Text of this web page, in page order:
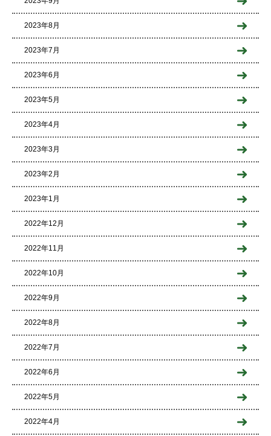
2023年8月
2023年7月
2023年6月
2023年5月
2023年4月
2023年3月
2023年2月
2023年1月
2022年12月
2022年11月
2022年10月
2022年9月
2022年8月
2022年7月
2022年6月
2022年5月
2022年4月